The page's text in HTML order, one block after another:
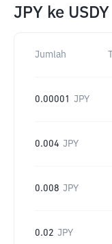
JPY ke USDY
Jumlah
0.00001 JPY
0.004 JPY
0.008 JPY
0.02 JPY